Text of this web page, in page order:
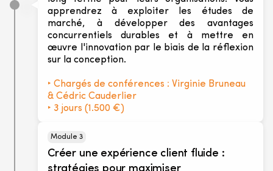
apprendrez à exploiter les études de
marché, à développer des avantages
concurrentiels durables et à mettre en
œuvre l'innovation par le biais de la réflexion
sur la conception.
‣ Chargés de conférences : Virginie Bruneau
& Cédric Cauderlier
‣ 3 jours (1.500 €)
Module 3
Créer une expérience client fluide :